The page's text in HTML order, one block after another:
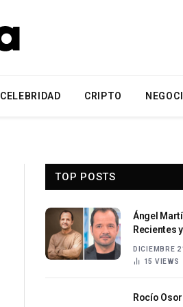
CELEBRIDAD CRIPTO
TOP POSTS
Ángel
Recientes
DICIEMBRE
15 VIEWS
Rocío